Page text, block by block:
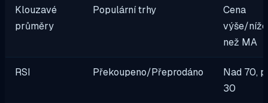
Klouzavé
průměry
Populární trhy
Cena
výše/níže
než MA
RSI Překoupeno/Přeprodáno
Nad 70,
30